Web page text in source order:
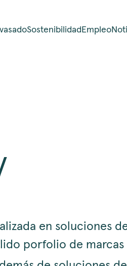
Sostenibilidad Empleo
en soluciones
porfolio de marcas